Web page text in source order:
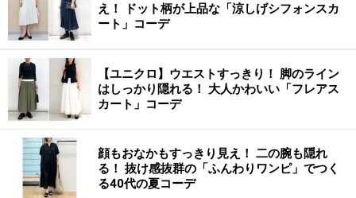
メンズのアイテムをセットアップ風に。簡単「おしゃれ上級
者」コーデの完成 出典：WEAR
写真
で着用しているのは「風を通すストレッチ半袖布帛
ポロシャツ」と「風を通すストレッチパンツ」。こちら
はなんと、両方ともメンズのアイテム。公式サイトには
「男性だけでなく女性にもおすすめ」と記載があり、ユ
ニセックスで着られるつくりになっています。
え！ ドット柄が上品な「涼しげシフォンスカ
ート」コーデ
【ユニクロ】ウエストすっきり！ 脚のライン
はしっかり隠れる！ 大人かわいい「フレアス
カート」コーデ
顔もおなかもすっきり見え！ 二の腕も隠れ
る！ 抜け感抜群の「ふんわりワンピ」でつく
る40代の夏コーデ